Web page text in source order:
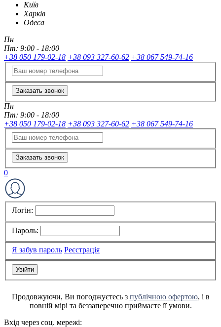
Київ
Харків
Одеса
Пн
Пт: 9:00 - 18:00
+38 050 179-02-18 +38 093 327-60-62 +38 067 549-74-16
Заказать звонок
Пн
Пт: 9:00 - 18:00
+38 050 179-02-18 +38 093 327-60-62 +38 067 549-74-16
Заказать звонок
0
Логін:
Пароль:
Я забув пароль Реєстрація
Продовжуючи, Ви погоджуєтесь з публічною офертою, і в
повній мірі та беззаперечно приймаєте її умови.
Вхід через соц. мережі: